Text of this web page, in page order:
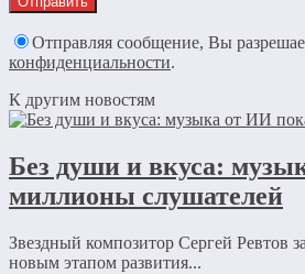
Отправляя сообщение, Вы
конфиденциальности.
К другим новостям
Без души и вкуса:
миллионы слушателей
Звездный композитор Сергей Ревтов
новым этапом развития...